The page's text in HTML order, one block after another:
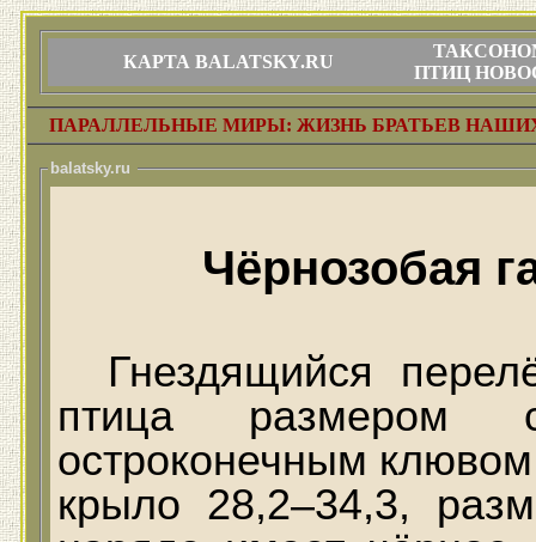
КАРТА BALATSKY.RU
ПТИЦ
ПАРАЛЛЕЛЬНЫЕ МИРЫ: ЖИЗНЬ БРАТЬЕВ
balatsky.ru
Чёрнозобая
Гнездящийся
птица размером
остроконечным
крыло 28,2–34,3,